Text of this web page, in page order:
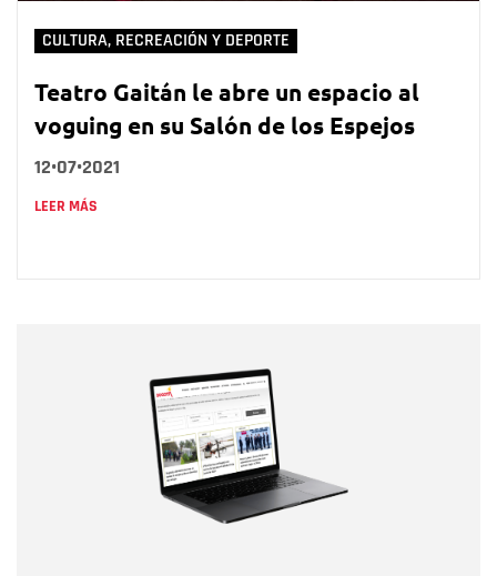
CULTURA, RECREACIÓN Y DEPORTE
Teatro Gaitán le abre un espacio al
voguing en su Salón de los Espejos
12•07•2021
LEER MÁS
Correo electrónico
Tipo de comentario